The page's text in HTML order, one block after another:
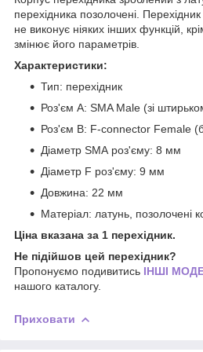
перехідника позолочені. Перехідник
не виконує ніяких інших функцій,
змінює його параметрів.
Характеристики:
Тип: перехідник
Роз'єм A: SMA Male (зі
Роз'єм B: F-connector Female
Діаметр SMA роз'єму: 8 мм
Діаметр F роз'єму: 9 мм
Довжина: 22 мм
Матеріал: латунь, позолочені
Ціна вказана за 1 перехідник.
Не підійшов цей перехідник?
Пропонуємо подивитись ІНШІ
нашого каталогу.
Приховати